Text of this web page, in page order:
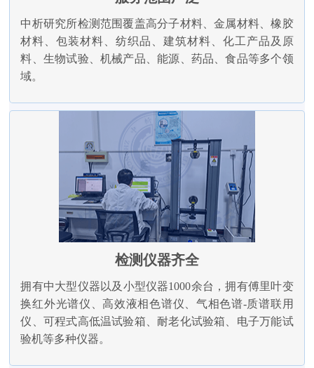
中析研究所检测范围覆盖高分子材料、金属材料、橡胶
材料、包装材料、纺织品、建筑材料、化工产品及原
料、生物试验、机械产品、能源、药品、食品等多个领
域。
检测仪器齐全
拥有中大型仪器以及小型仪器1000余台，拥有傅里叶变
换红外光谱仪、高效液相色谱仪、气相色谱-质谱联用
仪、可程式高低温试验箱、耐老化试验箱、电子万能试
验机等多种仪器。